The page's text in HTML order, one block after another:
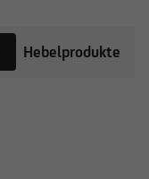
Hebelprodukte